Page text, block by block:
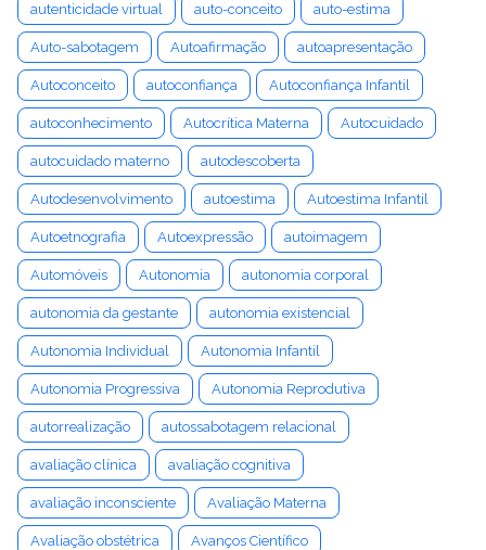
autenticidade virtual auto-conceito auto-estima
Auto-sabotagem Autoafirmação autoapresentação
Autoconceito autoconfiança Autoconfiança Infantil
autoconhecimento Autocrítica Materna Autocuidado
autocuidado materno autodescoberta
Autodesenvolvimento autoestima Autoestima Infantil
Autoetnografia Autoexpressão autoimagem
Automóveis Autonomia autonomia corporal
autonomia da gestante autonomia existencial
Autonomia Individual Autonomia Infantil
Autonomia Progressiva Autonomia Reprodutiva
autorrealização autossabotagem relacional
avaliação clínica avaliação cognitiva
avaliação inconsciente Avaliação Materna
Avaliação obstétrica Avanços Científico